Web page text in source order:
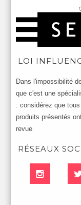
LOI
Dans l'impossibilité
que c'est une
: considérez que
produits présentés
revue
RÉSEAUX